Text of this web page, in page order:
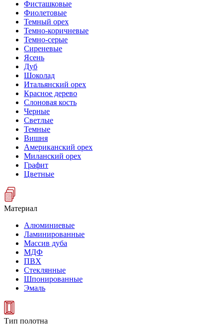
Фисташковые
Фиолетовые
Темный орех
Темно-коричневые
Темно-серые
Сиреневые
Ясень
Дуб
Шоколад
Итальянский орех
Красное дерево
Слоновая кость
Черные
Светлые
Темные
Вишня
Американский орех
Миланский орех
Графит
Цветные
Материал
Алюминиевые
Ламинированные
Массив дуба
МДФ
ПВХ
Стеклянные
Шпонированные
Эмаль
Тип полотна